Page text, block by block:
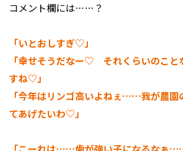
コメント欄には……？
「いとおしすぎ♡」
「幸せそうだなー♡ それくらいのこと
すね♡」
「今年はリンゴ高いよねぇ……我が農園
てあげたいわ♡」